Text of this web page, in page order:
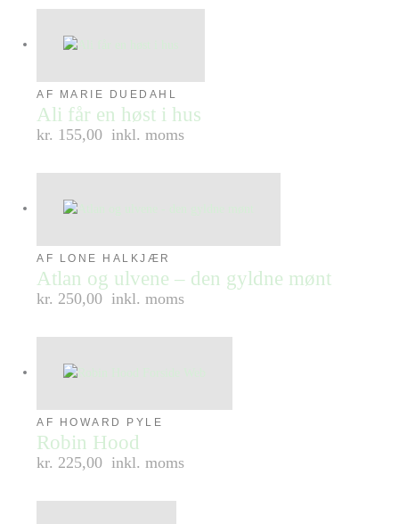
AF MARIE DUEDAHL
Ali får en høst i hus
kr. 155,00 inkl. moms
AF LONE HALKJÆR
Atlan og ulvene – den gyldne mønt
kr. 250,00 inkl. moms
AF HOWARD PYLE
Robin Hood
kr. 225,00 inkl. moms